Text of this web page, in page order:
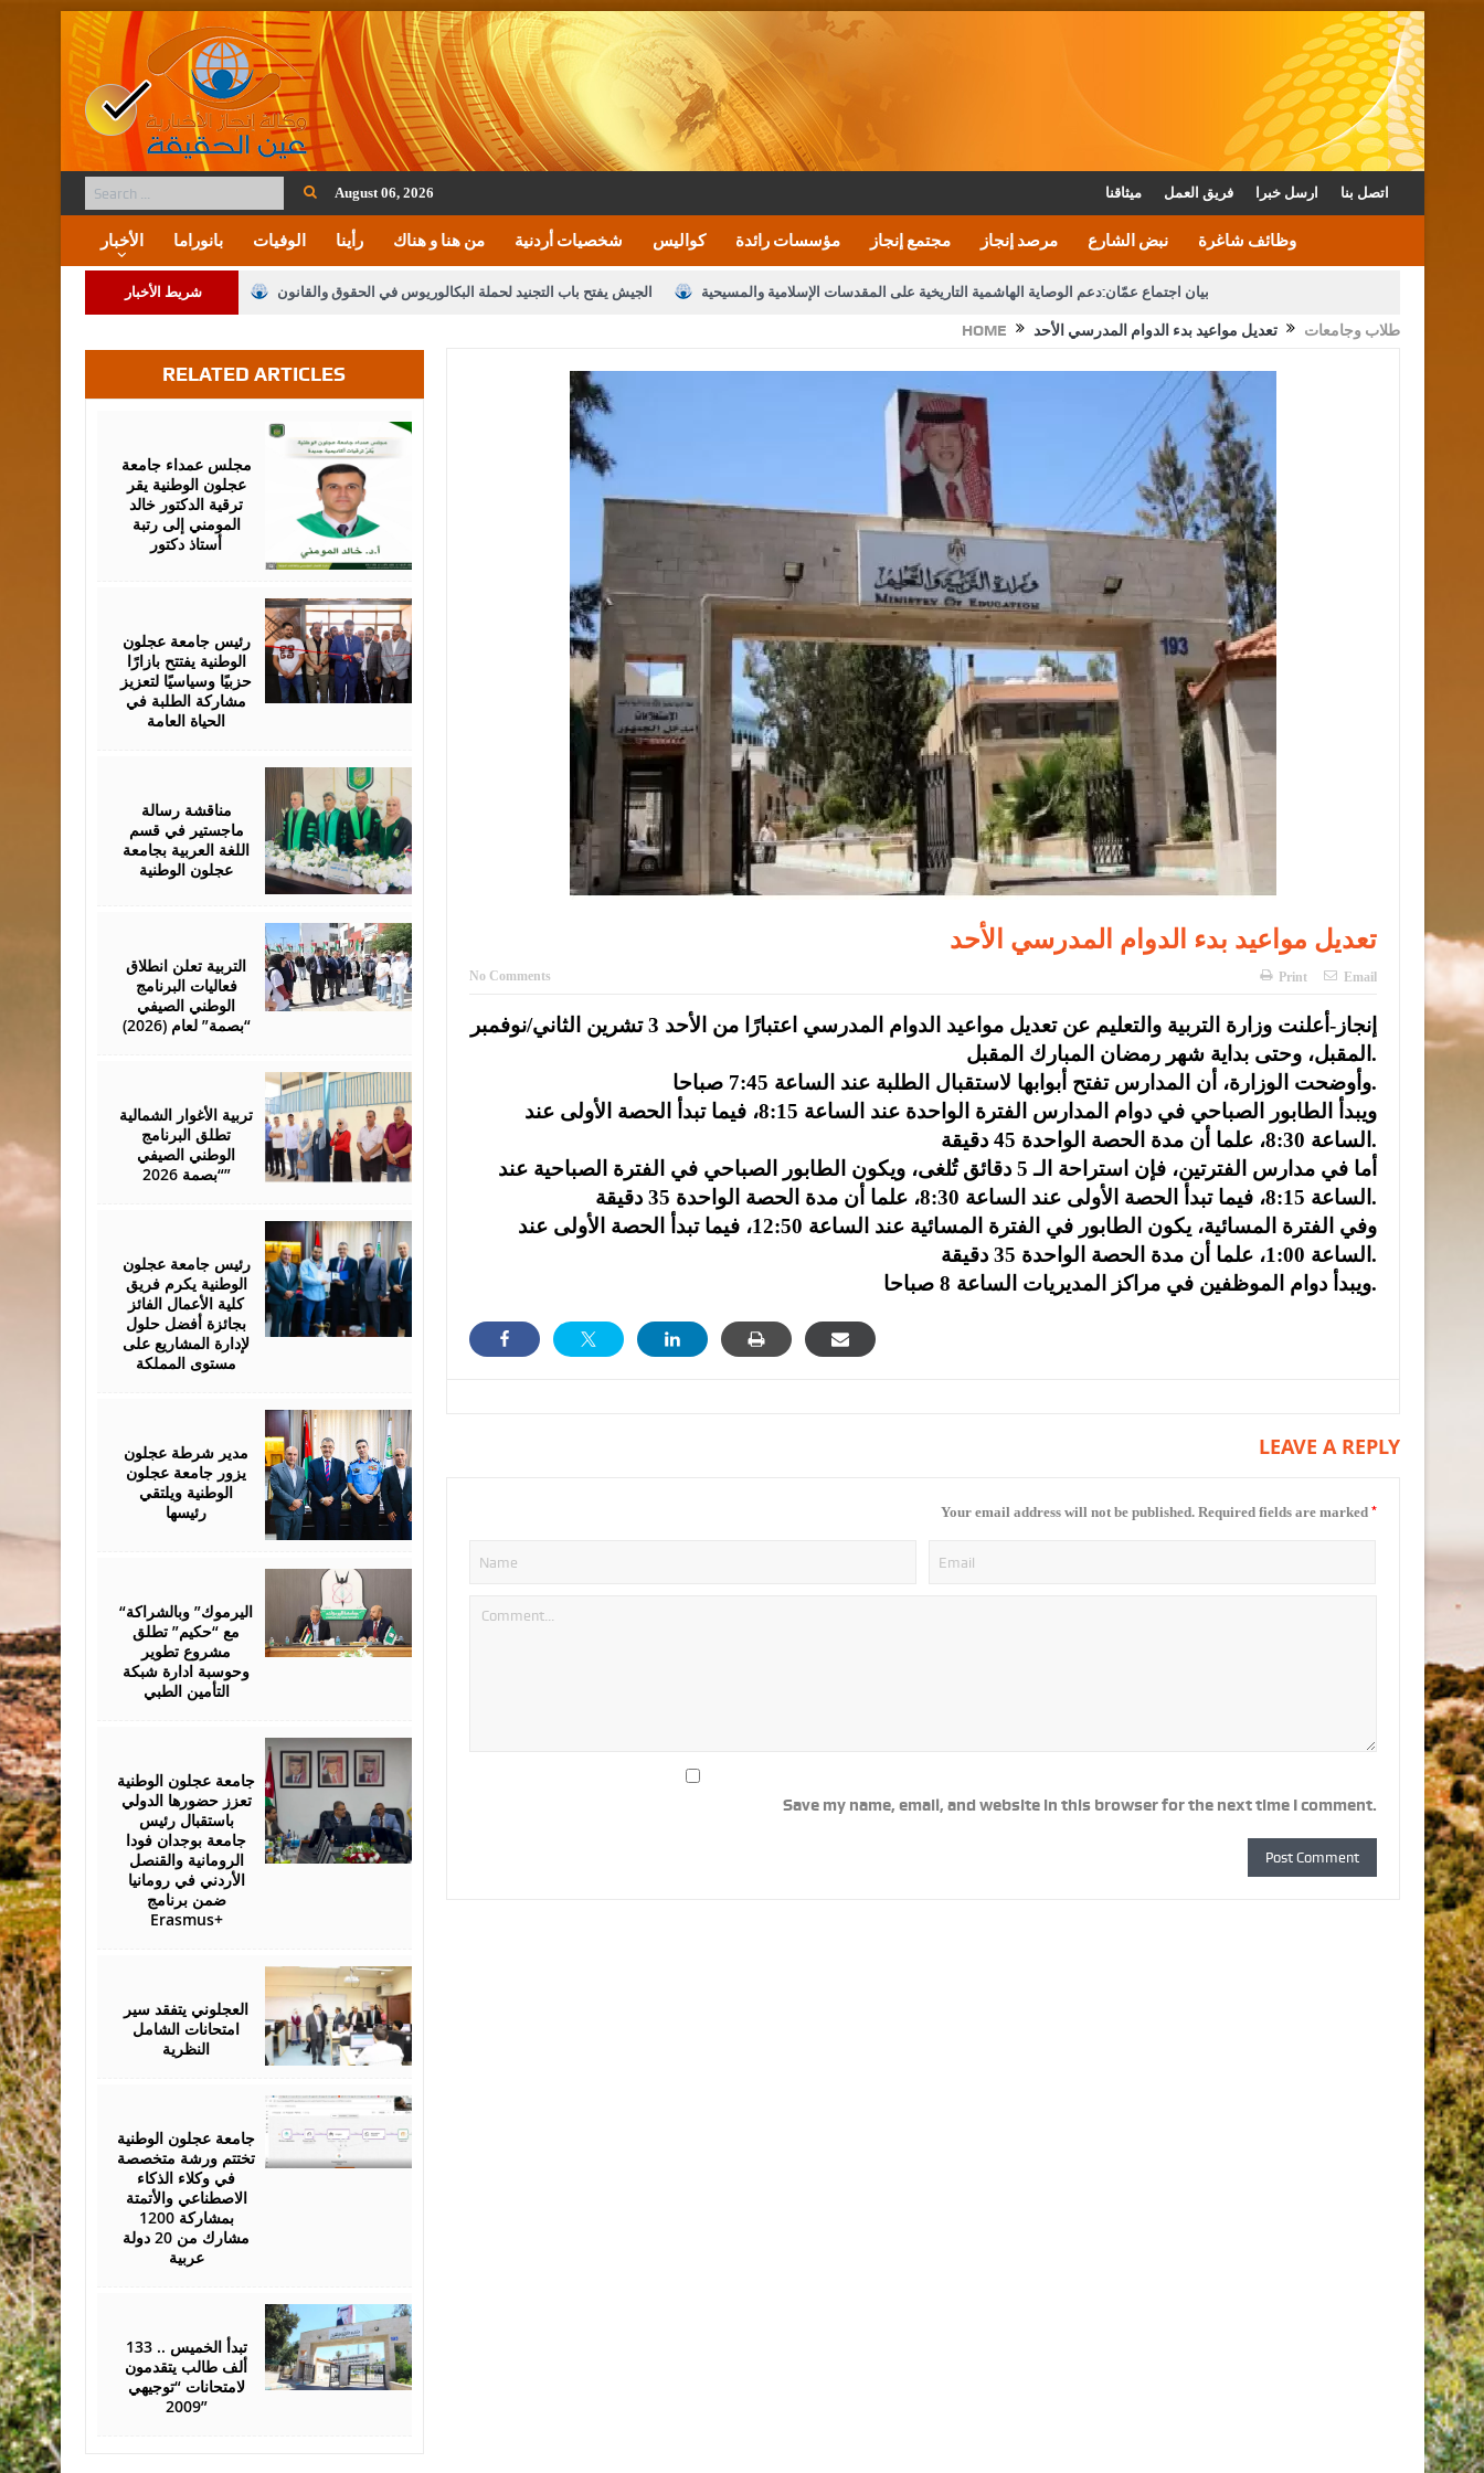
August 06, 2026 ميثاقنا فريق العمل ارسل خبرا اتصل بنا
الأخبار بانوراما الوفيات رأينا من هنا و هناك شخصيات أردنية كواليس مؤسسات رائدة مجتمع إنجاز مرصد إنجاز نبض الشارع وظائف شاغرة
شريط الأخبار الجيش يفتح باب التجنيد لحملة البكالوريوس في الحقوق والقانون بيان اجتماع عمّان:دعم الوصاية الهاشمية التاريخية على المقدسات الإسلامية والمسيحية
القاضي يلتقي رؤساء تحرير الصحف اليومية ويؤكد حرص مجلس النواب على شراكة فاعلة مع الإعلام دعوة المكلفين بخدمة العلم (الدفعة الثالثة) إلى مراجعة منصة خدمة العلم
الملك يلتقي مجموعة من رفاق السلاح الملك يتلقى اتصالا هاتفيا من العاهل البحريني القاضي محمود أحمد فريحات.. مبارك ومزيدا من التوفيق
عارف بيك فريحات.. مبارك وبكم تزهو المناصب
HOME طلاب وجامعات تعديل مواعيد بدء الدوام المدرسي الأحد
تعديل مواعيد بدء الدوام المدرسي الأحد
No Comments Print Email
إنجاز-أعلنت وزارة التربية والتعليم عن تعديل مواعيد الدوام المدرسي اعتبارًا من الأحد 3 تشرين الثاني/نوفمبر
المقبل، وحتى بداية شهر رمضان المبارك المقبل.
وأوضحت الوزارة، أن المدارس تفتح أبوابها لاستقبال الطلبة عند الساعة 7:45 صباحا.
ويبدأ الطابور الصباحي في دوام المدارس الفترة الواحدة عند الساعة 8:15، فيما تبدأ الحصة الأولى عند
الساعة 8:30، علما أن مدة الحصة الواحدة 45 دقيقة.
أما في مدارس الفترتين، فإن استراحة الـ 5 دقائق تُلغى، ويكون الطابور الصباحي في الفترة الصباحية عند
الساعة 8:15، فيما تبدأ الحصة الأولى عند الساعة 8:30، علما أن مدة الحصة الواحدة 35 دقيقة.
وفي الفترة المسائية، يكون الطابور في الفترة المسائية عند الساعة 12:50، فيما تبدأ الحصة الأولى عند
الساعة 1:00، علما أن مدة الحصة الواحدة 35 دقيقة.
ويبدأ دوام الموظفين في مراكز المديريات الساعة 8 صباحا.
LEAVE A REPLY
Your email address will not be published. Required fields are marked *
Save my name, email, and website in this browser for the next time I comment.
RELATED ARTICLES
مجلس عمداء جامعة
عجلون الوطنية يقر
ترقية الدكتور خالد
المومني إلى رتبة
أستاذ دكتور
رئيس جامعة عجلون
الوطنية يفتتح بازارًا
حزبيًا وسياسيًا لتعزيز
مشاركة الطلبة في
الحياة العامة
مناقشة رسالة
ماجستير في قسم
اللغة العربية بجامعة
عجلون الوطنية
التربية تعلن انطلاق
فعاليات البرنامج
الوطني الصيفي
“بصمة” لعام (2026)
تربية الأغوار الشمالية
تطلق البرنامج
الوطني الصيفي
“بصمة 2026”
2026
رئيس جامعة عجلون
الوطنية يكرم فريق
كلية الأعمال الفائز
بجائزة أفضل حلول
لإدارة المشاريع على
مستوى المملكة
مدير شرطة عجلون
يزور جامعة عجلون
الوطنية ويلتقي
رئيسها
“اليرموك” وبالشراكة
مع “حكيم” تطلق
مشروع تطوير
وحوسبة ادارة شبكة
التأمين الطبي
جامعة عجلون الوطنية
تعزز حضورها الدولي
باستقبال رئيس
جامعة بوجدان فودا
الرومانية والقنصل
الأردني في رومانيا
ضمن برنامج
Erasmus+
العجلوني يتفقد سير
امتحانات الشامل
النظرية
جامعة عجلون الوطنية
تختتم ورشة متخصصة
في وكلاء الذكاء
الاصطناعي والأتمتة
بمشاركة 1200
مشارك من 20 دولة
عربية
تبدأ الخميس .. 133
ألف طالب يتقدمون
لامتحانات “توجيهي
2009”